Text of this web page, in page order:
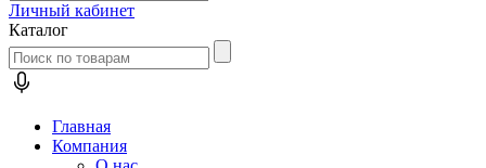
Личный кабинет
Каталог
Главная
Компания